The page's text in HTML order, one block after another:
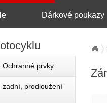
Dárkové poukazy
Ochranné prvky
zadní, prodloužení